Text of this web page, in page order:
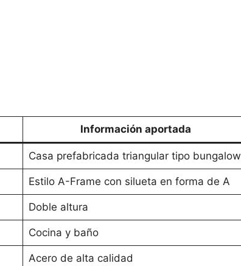
Información aportada
Casa prefabricada triangular tipo bungalow
Estilo A-Frame con silueta en forma de A
Doble altura
Cocina y baño
Acero de alta calidad